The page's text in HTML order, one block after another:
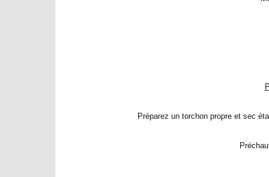
Préparez un torchon propre et sec